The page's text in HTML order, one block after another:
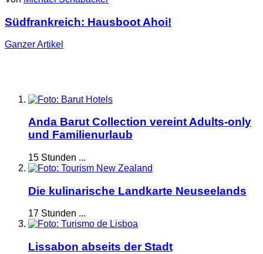
Südfrankreich: Hausboot Ahoi!
GanzerArtikel
Anda Barut Collection vereint Adults-only
und Familienurlaub
15 Stunden ...
Die kulinarische Landkarte Neuseelands
17 Stunden ...
Lissabon abseits der Stadt